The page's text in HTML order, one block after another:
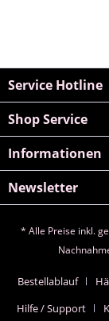
Service Hotline
Shop Service
Informationen
Newsletter
* Alle Preise inkl.
Bestellablauf
Hilfe / Support